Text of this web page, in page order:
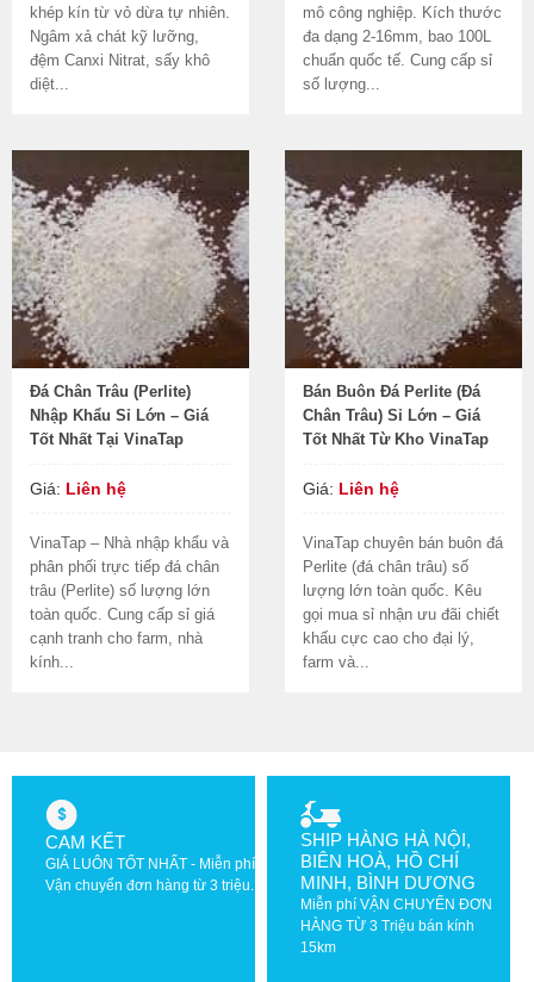
khép kín từ vỏ dừa tự nhiên.
Ngâm xả chát kỹ lưỡng,
đệm Canxi Nitrat, sấy khô
diệt...
mô công nghiệp. Kích thước
đa dạng 2-16mm, bao 100L
chuẩn quốc tế. Cung cấp sỉ
số lượng...
Đá Chân Trâu (Perlite)
Nhập Khẩu Sỉ Lớn – Giá
Tốt Nhất Tại VinaTap
Giá: Liên hệ
VinaTap – Nhà nhập khẩu và
phân phối trực tiếp đá chân
trâu (Perlite) số lượng lớn
toàn quốc. Cung cấp sỉ giá
cạnh tranh cho farm, nhà
kính...
Bán Buôn Đá Perlite (Đá
Chân Trâu) Sỉ Lớn – Giá
Tốt Nhất Từ Kho VinaTap
Giá: Liên hệ
VinaTap chuyên bán buôn đá
Perlite (đá chân trâu) số
lượng lớn toàn quốc. Kêu
gọi mua sỉ nhận ưu đãi chiết
khấu cực cao cho đại lý,
farm và...
CAM KẾT
GIÁ LUÔN TỐT NHẤT - Miễn phí
Vận chuyển đơn hàng từ 3 triệu.
SHIP HÀNG HÀ NỘI,
BIÊN HOÀ, HỒ CHÍ
MINH, BÌNH DƯƠNG
Miễn phí VẬN CHUYỂN ĐƠN
HÀNG TỪ 3 Triệu bán kính
15km